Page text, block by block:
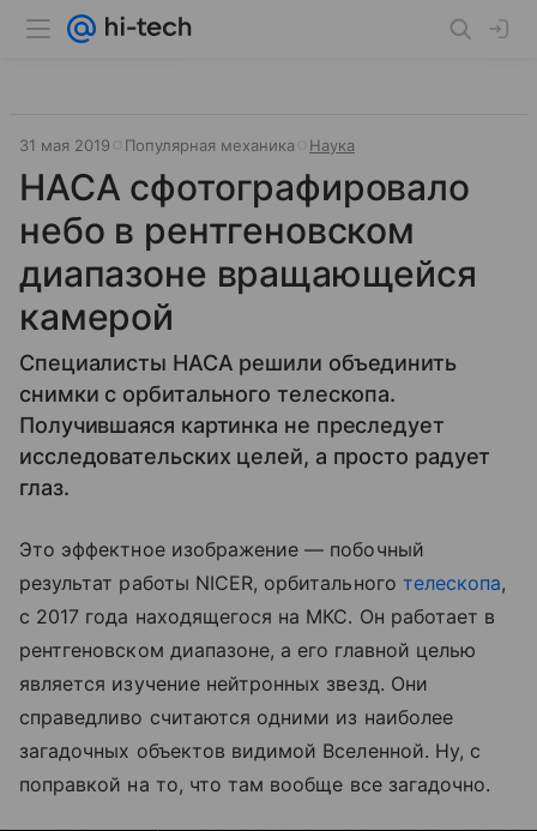
31 мая 2019 Популярная механика Наука
НАСА сфотографировало
небо в рентгеновском
диапазоне вращающейся
камерой
Специалисты НАСА решили объединить
снимки с орбитального телескопа.
Получившаяся картинка не преследует
исследовательских целей, а просто радует
глаз.
Это эффектное изображение — побочный
результат работы NICER, орбитального телескопа,
с 2017 года находящегося на МКС. Он работает в
рентгеновском диапазоне, а его главной целью
является изучение нейтронных звезд. Они
справедливо считаются одними из наиболее
загадочных объектов видимой Вселенной. Ну, с
поправкой на то, что там вообще все загадочно.